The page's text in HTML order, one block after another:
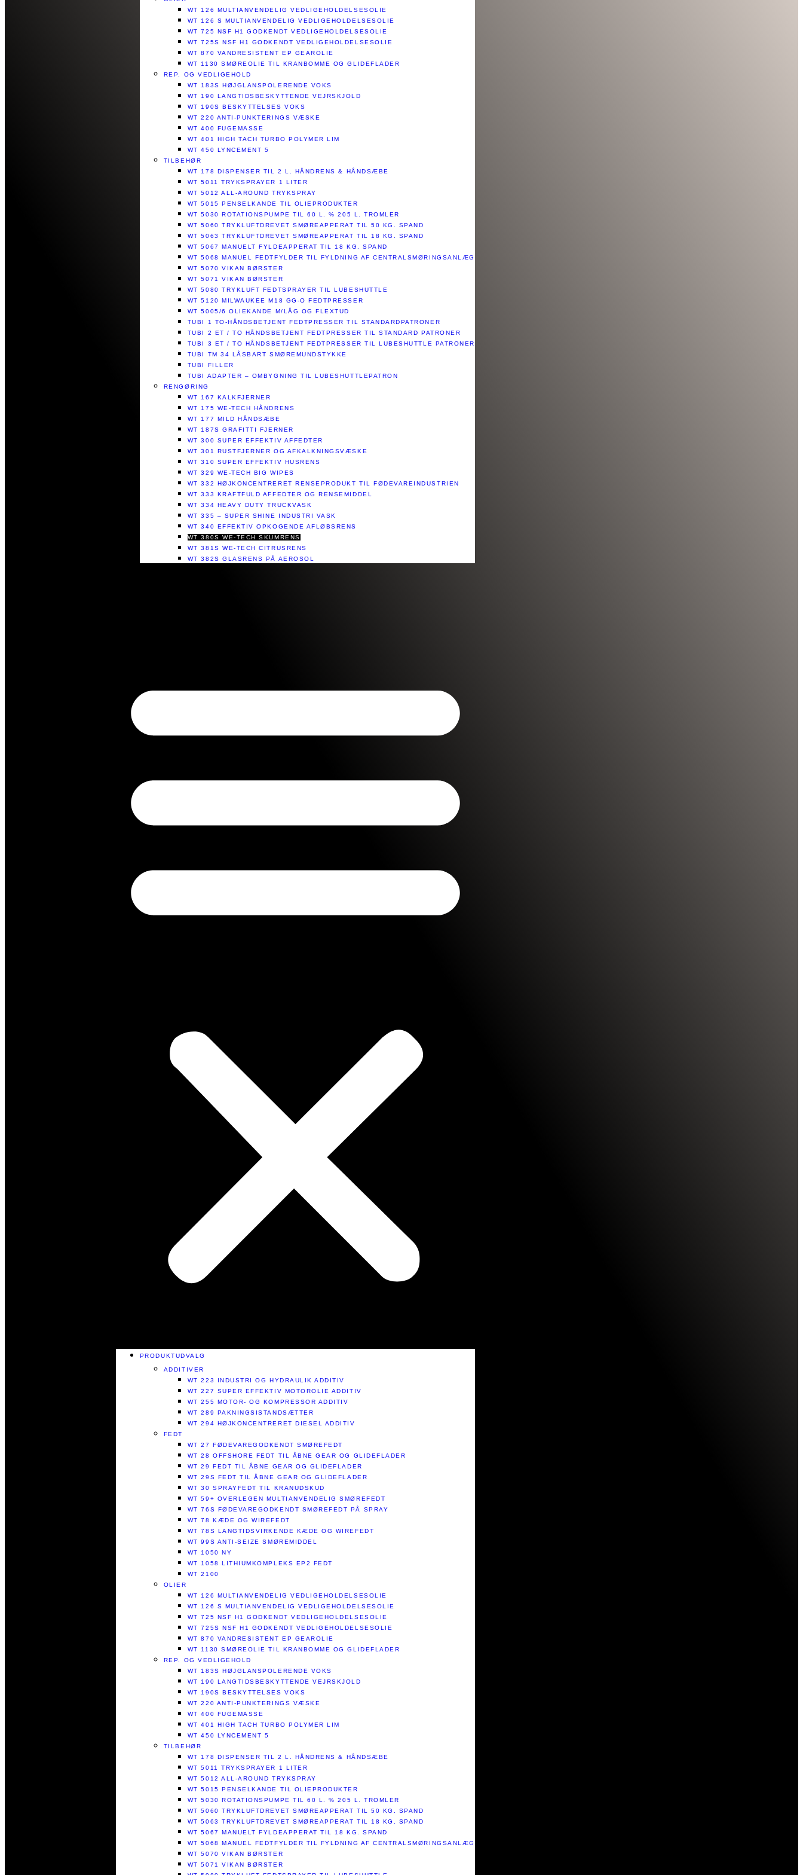
WT 126 MULTIANVENDELIG VEDLIGEHOLDELSESOLIE
WT 126 S MULTIANVENDELIG VEDLIGEHOLDELSESOLIE
WT 725 NSF H1 GODKENDT VEDLIGEHOLDELSESOLIE​
WT 725S NSF H1 GODKENDT VEDLIGEHOLDELSESOLIE​
WT 870 VANDRESISTENT EP GEAROLIE​
WT 1130 SMØREOLIE TIL KRANBOMME OG GLIDEFLADER​
REP. OG VEDLIGEHOLD
WT 183S HØJGLANSPOLERENDE VOKS
WT 190 LANGTIDSBESKYTTENDE VEJRSKJOLD​
WT 190S BESKYTTELSES VOKS​
WT 220 ANTI-PUNKTERINGS VÆSKE
WT 400 FUGEMASSE
WT 401 HIGH TACH TURBO POLYMER LIM
WT 450 LYNCEMENT 5
TILBEHØR
WT 178 DISPENSER TIL 2 L. HÅNDRENS & HÅNDSÆBE
WT 5011 TRYKSPRAYER 1 LITER
WT 5012 ALL-AROUND TRYKSPRAY
WT 5015 PENSELKANDE TIL OLIEPRODUKTER
WT 5030 ROTATIONSPUMPE TIL 60 L. % 205 L. TROMLER
WT 5060 TRYKLUFTDREVET SMØREAPPERAT TIL 50 KG. SPAND
WT 5063 TRYKLUFTDREVET SMØREAPPERAT TIL 18 KG. SPAND
WT 5067 MANUELT FYLDEAPPERAT TIL 18 KG. SPAND
WT 5068 MANUEL FEDTFYLDER TIL FYLDNING AF CENTRALSMØRINGSANLÆG
WT 5070 VIKAN BØRSTER
WT 5071 VIKAN BØRSTER
WT 5080 TRYKLUFT FEDTSPRAYER TIL LUBESHUTTLE
WT 5120 MILWAUKEE M18 GG-O FEDTPRESSER
WT 5005/6 OLIEKANDE M/LÅG OG FLEXTUD​
TUBI 1 TO-HÅNDSBETJENT FEDTPRESSER TIL STANDARDPATRONER
TUBI 2 ET / TO HÅNDSBETJENT FEDTPRESSER TIL STANDARD PATRONER
TUBI 3 ET / TO HÅNDSBETJENT FEDTPRESSER TIL LUBESHUTTLE PATRONER
TUBI TM 34 LÅSBART SMØREMUNDSTYKKE
TUBI FILLER
TUBI ADAPTER​ – OMBYGNING TIL LUBESHUTTLEPATRON
RENGØRING
WT 167 KALKFJERNER
WT 175 WE-TECH HÅNDRENS
WT 177 MILD HÅNDSÆBE
WT 187S GRAFITTI FJERNER
WT 300 SUPER EFFEKTIV AFFEDTER​
WT 301 RUSTFJERNER OG AFKALKNINGSVÆSKE
WT 310 SUPER EFFEKTIV HUSRENS
WT 329 WE-TECH BIG WIPES
WT 332 HØJKONCENTRERET RENSEPRODUKT TIL FØDEVAREINDUSTRIEN
WT 333 KRAFTFULD AFFEDTER OG RENSEMIDDEL
WT 334 HEAVY DUTY TRUCKVASK
WT 335 – SUPER SHINE INDUSTRI VASK
WT 340 EFFEKTIV OPKOGENDE AFLØBSRENS
WT 380S WE-TECH SKUMRENS
WT 381S WE-TECH CITRUSRENS
WT 382S GLASRENS PÅ AEROSOL​
PRODUKTUDVALG
ADDITIVER
WT 223 INDUSTRI OG HYDRAULIK ADDITIV
WT 227 SUPER EFFEKTIV MOTOROLIE ADDITIV
WT 255 MOTOR- OG KOMPRESSOR ADDITIV
WT 289 PAKNINGSISTANDSÆTTER
WT 294 HØJKONCENTRERET DIESEL ADDITIV
FEDT
WT 27 FØDEVAREGODKENDT SMØREFEDT
WT 28 OFFSHORE FEDT TIL ÅBNE GEAR OG GLIDEFLADER
WT 29 FEDT TIL ÅBNE GEAR OG GLIDEFLADER
WT 29S FEDT TIL ÅBNE GEAR OG GLIDEFLADER
WT 30 SPRAYFEDT TIL KRANUDSKUD
WT 59+ OVERLEGEN MULTIANVENDELIG SMØREFEDT​​
WT 76S FØDEVAREGODKENDT SMØREFEDT PÅ SPRAY​
WT 78 KÆDE OG WIREFEDT​
WT 78S LANGTIDSVIRKENDE KÆDE OG WIREFEDT​
WT 99S ANTI-SEIZE SMØREMIDDEL​
WT 1050 NY
WT 1058 LITHIUMKOMPLEKS EP2 FEDT​
WT 2100
OLIER
WT 126 MULTIANVENDELIG VEDLIGEHOLDELSESOLIE
WT 126 S MULTIANVENDELIG VEDLIGEHOLDELSESOLIE
WT 725 NSF H1 GODKENDT VEDLIGEHOLDELSESOLIE​
WT 725S NSF H1 GODKENDT VEDLIGEHOLDELSESOLIE​
WT 870 VANDRESISTENT EP GEAROLIE​
WT 1130 SMØREOLIE TIL KRANBOMME OG GLIDEFLADER​
REP. OG VEDLIGEHOLD
WT 183S HØJGLANSPOLERENDE VOKS
WT 190 LANGTIDSBESKYTTENDE VEJRSKJOLD​
WT 190S BESKYTTELSES VOKS​
WT 220 ANTI-PUNKTERINGS VÆSKE
WT 400 FUGEMASSE
WT 401 HIGH TACH TURBO POLYMER LIM
WT 450 LYNCEMENT 5
TILBEHØR
WT 178 DISPENSER TIL 2 L. HÅNDRENS & HÅNDSÆBE
WT 5011 TRYKSPRAYER 1 LITER
WT 5012 ALL-AROUND TRYKSPRAY
WT 5015 PENSELKANDE TIL OLIEPRODUKTER
WT 5030 ROTATIONSPUMPE TIL 60 L. % 205 L. TROMLER
WT 5060 TRYKLUFTDREVET SMØREAPPERAT TIL 50 KG. SPAND
WT 5063 TRYKLUFTDREVET SMØREAPPERAT TIL 18 KG. SPAND
WT 5067 MANUELT FYLDEAPPERAT TIL 18 KG. SPAND
WT 5068 MANUEL FEDTFYLDER TIL FYLDNING AF CENTRALSMØRINGSANLÆG
WT 5070 VIKAN BØRSTER
WT 5071 VIKAN BØRSTER